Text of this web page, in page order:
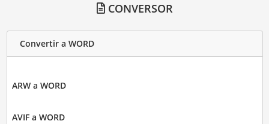
CONVERSOR
Convertir a WORD
ARW a WORD
AVIF a WORD